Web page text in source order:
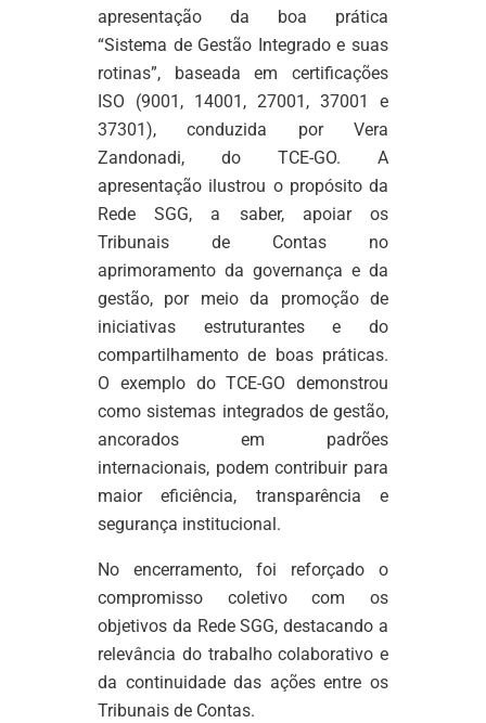
apresentação da boa prática
“Sistema de Gestão Integrado e suas
rotinas”, baseada em certificações
ISO (9001, 14001, 27001, 37001 e
37301), conduzida por Vera
Zandonadi, do TCE-GO. A
apresentação ilustrou o propósito da
Rede SGG, a saber, apoiar os
Tribunais de Contas no
aprimoramento da governança e da
gestão, por meio da promoção de
iniciativas estruturantes e do
compartilhamento de boas práticas.
O exemplo do TCE-GO demonstrou
como sistemas integrados de gestão,
ancorados em padrões
internacionais, podem contribuir para
maior eficiência, transparência e
segurança institucional.
No encerramento, foi reforçado o
compromisso coletivo com os
objetivos da Rede SGG, destacando a
relevância do trabalho colaborativo e
da continuidade das ações entre os
Tribunais de Contas.